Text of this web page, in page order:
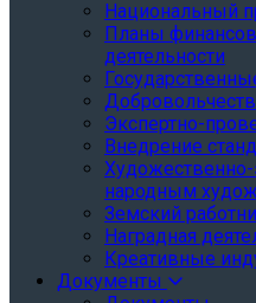
Национальный
Планы
деятельности
Экспертно-
Внедрение
народным
Земский
Наградная
Креативные
Документы